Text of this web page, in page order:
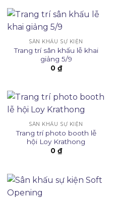
SÂN KHẤU SỰ KIỆN
Trang trí sân khấu lễ khai
giảng 5/9
0 ₫
SÂN KHẤU SỰ KIỆN
Trang trí photo booth lễ
hội Loy Krathong
0 ₫